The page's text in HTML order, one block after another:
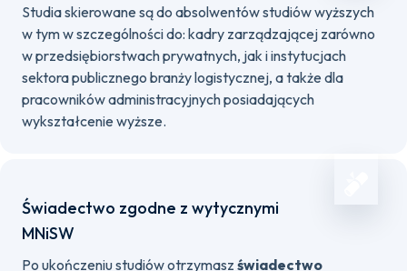
Studia skierowane są do absolwentów studiów wyższych
w tym w szczególności do: kadry zarządzającej zarówno
w przedsiębiorstwach prywatnych, jak i instytucjach
sektora publicznego branży logistycznej, a także dla
pracowników administracyjnych posiadających
wykształcenie wyższe.
Świadectwo zgodne z wytycznymi
MNiSW
Po ukończeniu studiów otrzymasz świadectwo